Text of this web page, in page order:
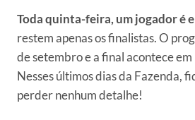
Toda quinta-feira, um jogador é
restem apenas os finalistas. O
de setembro e a final acontece
Nesses últimos dias da Fazenda,
perder nenhum detalhe!